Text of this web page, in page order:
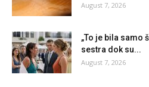
August 7, 2026
„To je bila samo
sestra dok su...
August 7, 2026